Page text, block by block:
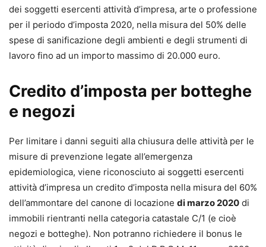
dei soggetti esercenti attività d’impresa, arte o professione
per il periodo d’imposta 2020, nella misura del 50% delle
spese di sanificazione degli ambienti e degli strumenti di
lavoro fino ad un importo massimo di 20.000 euro.
Credito d’imposta per botteghe
e negozi
Per limitare i danni seguiti alla chiusura delle attività per le
misure di prevenzione legate all’emergenza
epidemiologica, viene riconosciuto ai soggetti esercenti
attività d’impresa un credito d’imposta nella misura del 60%
dell’ammontare del canone di locazione di marzo 2020 di
immobili rientranti nella categoria catastale C/1 (e cioè
negozi e botteghe). Non potranno richiedere il bonus le